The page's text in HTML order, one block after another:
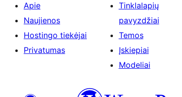
Apie
Naujienos
Hostingo tiekėjai
Privatumas
Tinklalapių
pavyzdžiai
Temos
Įskiepiai
Modeliai